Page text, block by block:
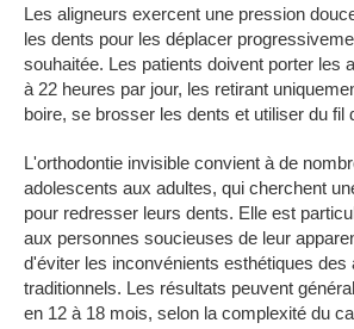
Les aligneurs exercent une pression
les dents pour les déplacer
souhaitée. Les patients doivent porter les
à 22 heures par jour, les retirant
boire, se brosser les dents et utiliser du fil
L'orthodontie invisible convient à de
adolescents aux adultes, qui cherchent
pour redresser leurs dents. Elle est
aux personnes soucieuses de leur
d'éviter les inconvénients esthétiques des
traditionnels. Les résultats peuvent
en 12 à 18 mois, selon la complexité du